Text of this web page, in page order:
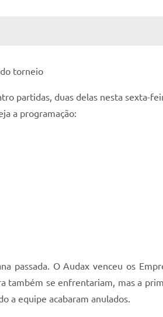
torneio
partidas, duas delas nesta sexta-
a programação:
passada. O Audax venceu os
também se enfrentariam, mas a
a equipe acabaram anulados.